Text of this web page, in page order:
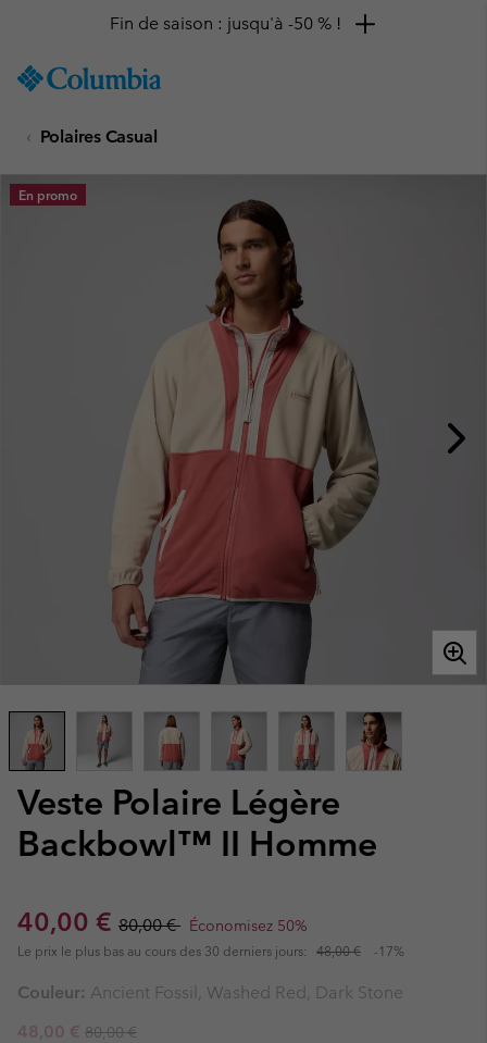
TO
SKIP
MAIN
NAV
Fin de saison : jusqu'à -50 % !
Polaires Casual
Veste Polaire Légère
Backbowl™ II Homme
Sale price:
40,00 € Regular price:
80,00 € Économisez 50%
Le prix le plus bas au cours des 30 derniers jours: 48,00 € -17%
En promo
Couleur: Ancient Fossil, Washed Red, Dark Stone
Sale price:
48,00 € Regular price:
80,00 €